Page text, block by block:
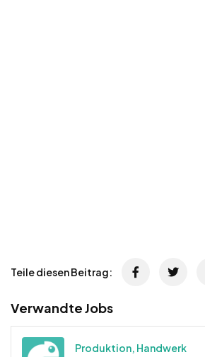
Teile diesen Beitrag:
Verwandte Jobs
Produktion, Handwerk